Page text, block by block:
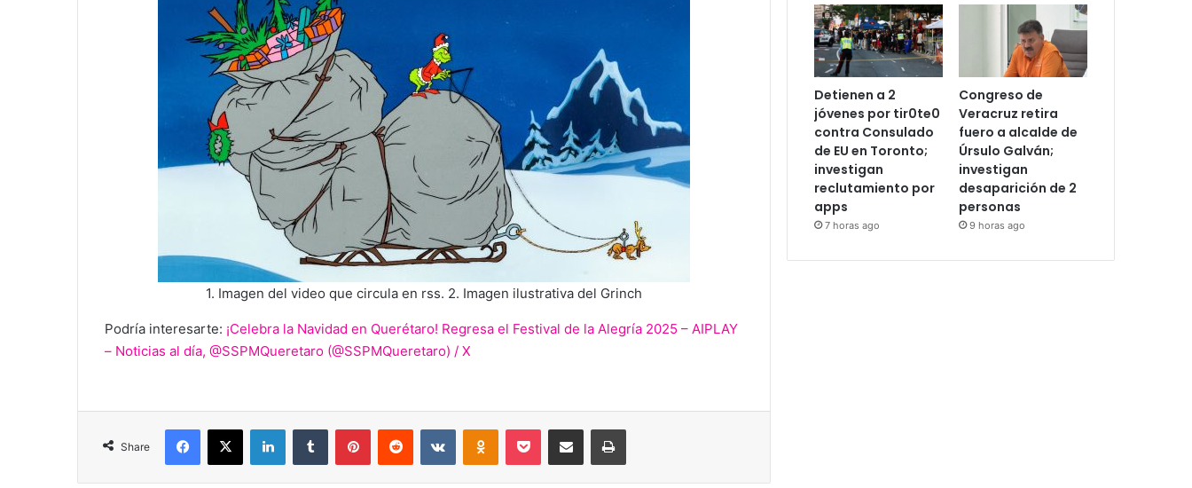
1. Imagen del video que circula en rss. 2. Imagen ilustrativa del Grinch
Podría interesarte: ¡Celebra la Navidad en Querétaro! Regresa el Festival de la Alegría 2025 – AIPLAY
– Noticias al día, @SSPMQueretaro (@SSPMQueretaro) / X
Share
Facebook
X LinkedInTumblr PinterestReddit VKontakteOdnoklassniki
Pocket Share via Email Print
grupo de
animación
6 horas ago
prisión
7 horas ago
Detienen a 2
jóvenes por tir0te0
contra Consulado
de EU en Toronto;
reclutamiento por
Congreso de
Veracruz retira
fuero a alcalde de
Úrsulo Galván;
desaparición de 2